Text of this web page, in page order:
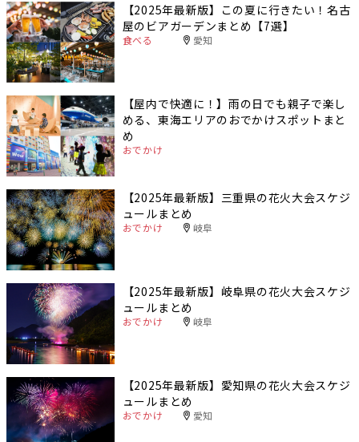
【2025年最新版】この夏に行きたい！名古
屋のビアガーデンまとめ【7選】
食べる 愛知
【屋内で快適に！】雨の日でも親子で楽し
める、東海エリアのおでかけスポットまと
め
おでかけ
【2025年最新版】三重県の花火大会スケジ
ュールまとめ
おでかけ 岐阜
【2025年最新版】岐阜県の花火大会スケジ
ュールまとめ
おでかけ 岐阜
【2025年最新版】愛知県の花火大会スケジ
ュールまとめ
おでかけ 愛知